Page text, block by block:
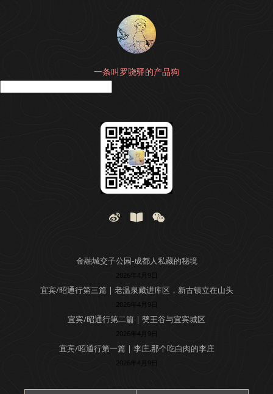
一条叫罗骁驿的产品狗
金融城交子公园-成都人私藏的秘境
2026年4月9日
宜宾/昭通行第三篇 | 老温泉藏进库区，新古镇立在山头
2026年4月9日
宜宾/昭通行第二篇 | 僰王谷与宜宾城区
2026年4月9日
宜宾/昭通行第一篇 | 李庄,那个吃白肉的李庄
2026年4月9日